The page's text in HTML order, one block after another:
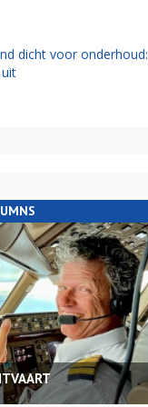
dicht voor onderhoud: